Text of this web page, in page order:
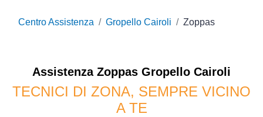
Centro Assistenza Gropello Cairoli Zoppas
Assistenza Zoppas Gropello Cairoli
TECNICI DI ZONA, SEMPRE VICINO
A TE